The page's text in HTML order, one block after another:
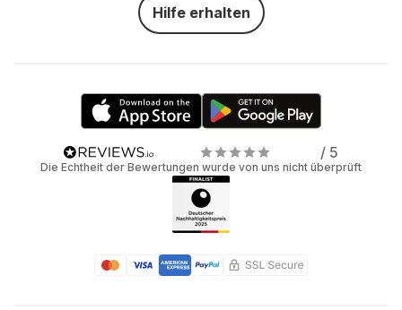
Hilfe erhalten
/ 5
Die Echtheit der Bewertungen wurde von uns nicht überprüft